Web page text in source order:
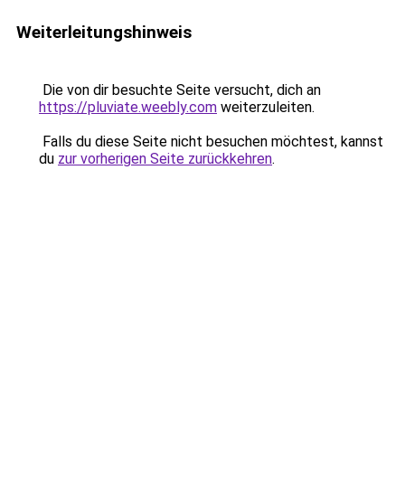
Weiterleitungshinweis
Die von dir besuchte Seite versucht, dich an
https://pluviate.weebly.com weiterzuleiten.
Falls du diese Seite nicht besuchen möchtest, kannst
du zur vorherigen Seite zurückkehren.